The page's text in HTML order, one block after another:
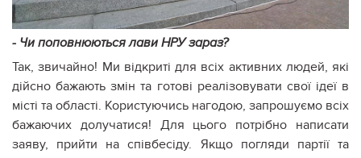
- Чи поповнюються лави НРУ зараз?
Так, звичайно! Ми відкриті для всіх активних людей, які
дійсно бажають змін та готові реалізовувати свої ідеї в
місті та області. Користуючись нагодою, запрошуємо всіх
бажаючих долучатися! Для цього потрібно написати
заяву, прийти на співбесіду. Якщо погляди партії та